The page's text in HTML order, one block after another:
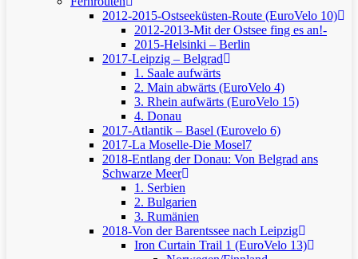
2012-2015-Ostseeküsten-Route (EuroVelo 10)
2012-2013-Mit der Ostsee fing es an!-
2015-Helsinki – Berlin
2017-Leipzig – Belgrad
1. Saale aufwärts
2. Main abwärts (EuroVelo 4)
3. Rhein aufwärts (EuroVelo 15)
4. Donau
2017-Atlantik – Basel (Eurovelo 6)
2017-La Moselle-Die Mosel7
2018-Entlang der Donau: Von Belgrad ans
Schwarze Meer
1. Serbien
2. Bulgarien
3. Rumänien
2018-Von der Barentssee nach Leipzig
Iron Curtain Trail 1 (EuroVelo 13)